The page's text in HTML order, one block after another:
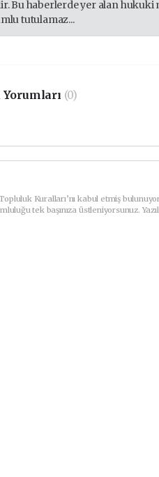
Bu haberlerde yer alan
tutulamaz...
Yorumları (0)
Kuralları’nı kabul etmiş
tek başınıza üstleniyorsunuz.